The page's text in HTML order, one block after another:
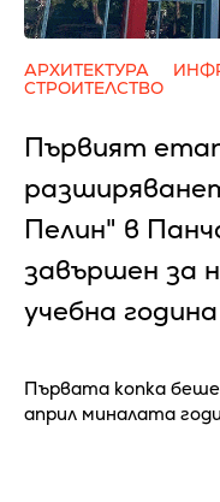
АРХИТЕКТУРА
СТРОИТЕЛСТВО
Първият
Пелин" в
завършен за
учебна година
Първата копка
април миналата